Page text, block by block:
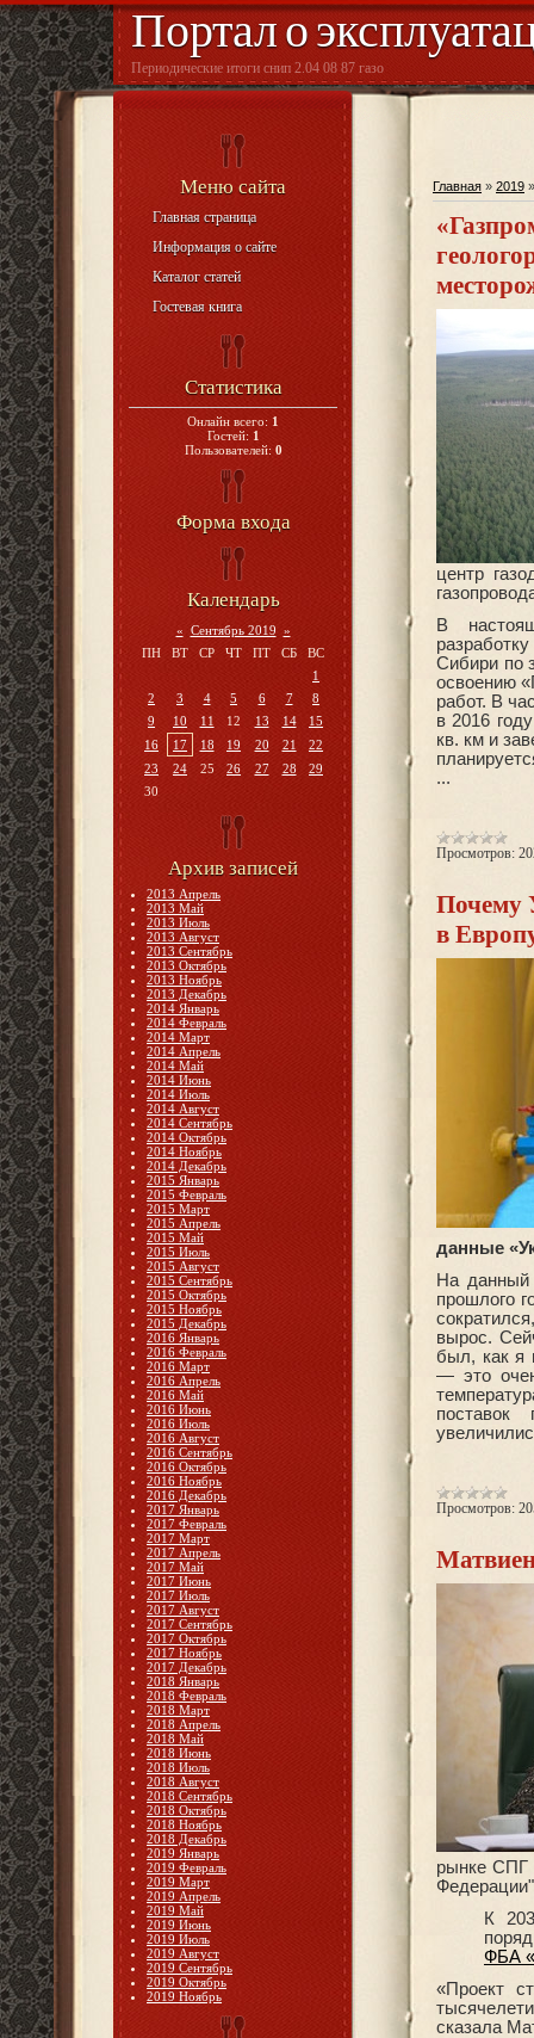
Портал о
Периодические итоги снип 2.04 08 87 газо
Меню сайта
Главная страница
Информация о сайте
Каталог статей
Гостевая книга
Статистика
Онлайн всего: 1
Гостей: 1
Пользователей: 0
Форма входа
Календарь
« Сентябрь 2019 »
ПН
ВТ СР ЧТ ПТ СБ
ВС
1
2
3 4 5 6 7
8
9
10 11 12 13 14
15
16
17 18 19 20 21
22
23
24 25 26 27 28
29
30
Архив записей
2013 Апрель
2013 Май
2013 Июль
2013 Август
2013 Сентябрь
2013 Октябрь
2013 Ноябрь
2013 Декабрь
2014 Январь
2014 Февраль
2014 Март
2014 Апрель
2014 Май
2014 Июнь
2014 Июль
2014 Август
2014 Сентябрь
2014 Октябрь
2014 Ноябрь
2014 Декабрь
2015 Январь
2015 Февраль
2015 Март
2015 Апрель
2015 Май
2015 Июль
2015 Август
2015 Сентябрь
2015 Октябрь
2015 Ноябрь
2015 Декабрь
2016 Январь
2016 Февраль
2016 Март
2016 Апрель
2016 Май
2016 Июнь
2016 Июль
2016 Август
2016 Сентябрь
2016 Октябрь
2016 Ноябрь
2016 Декабрь
2017 Январь
2017 Февраль
2017 Март
2017 Апрель
2017 Май
2017 Июнь
2017 Июль
2017 Август
2017 Сентябрь
2017 Октябрь
2017 Ноябрь
2017 Декабрь
2018 Январь
2018 Февраль
2018 Март
2018 Апрель
2018 Май
2018 Июнь
2018 Июль
2018 Август
2018 Сентябрь
2018 Октябрь
2018 Ноябрь
2018 Декабрь
2019 Январь
2019 Февраль
2019 Март
2019 Апрель
2019 Май
2019 Июнь
2019 Июль
2019 Август
2019 Сентябрь
2019 Октябрь
2019 Ноябрь
Главная » 2019 »
центр
В
Сибири по
освоению
работ. В
в 2016
кв. км и
...
Просмотров:
Почему
в
данные
На данный
прошлого
вырос.
был, как я
— это
Просмотров:
рынке СПГ
К
ФБА
«Проект
сказала